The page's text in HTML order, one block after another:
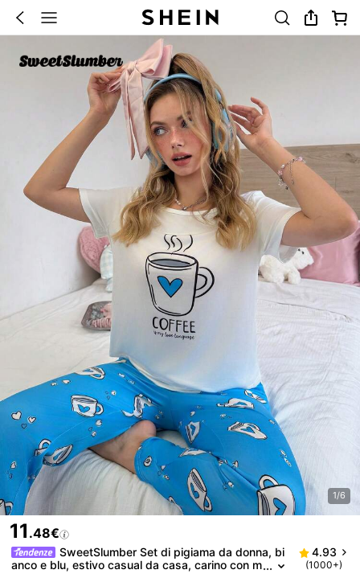
1/6
11 .48€
SweetSlumber Set di pigiama da donna, bi
anco e blu, estivo casual da casa, carino con m
4.93
(1000+)